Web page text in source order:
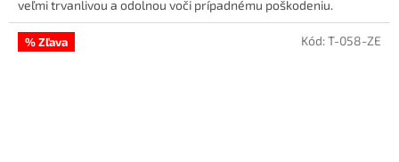
veľmi trvanlivou a odolnou voči prípadnému poškodeniu.
% Zľava Kód:T-058-ZE